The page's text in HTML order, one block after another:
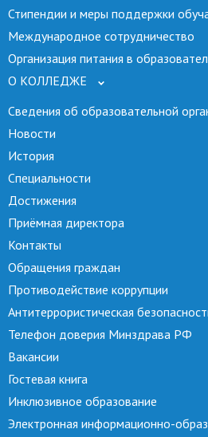
Стипендии и меры поддержки
Международное сотрудничество
Организация питания в
О КОЛЛЕДЖЕ
Сведения об образовательной
Новости
История
Специальности
Достижения
Приёмная директора
Контакты
Обращения граждан
Противодействие коррупции
Антитеррористическая
Телефон доверия Минздрава РФ
Вакансии
Гостевая книга
Инклюзивное образование
Электронная информационно-